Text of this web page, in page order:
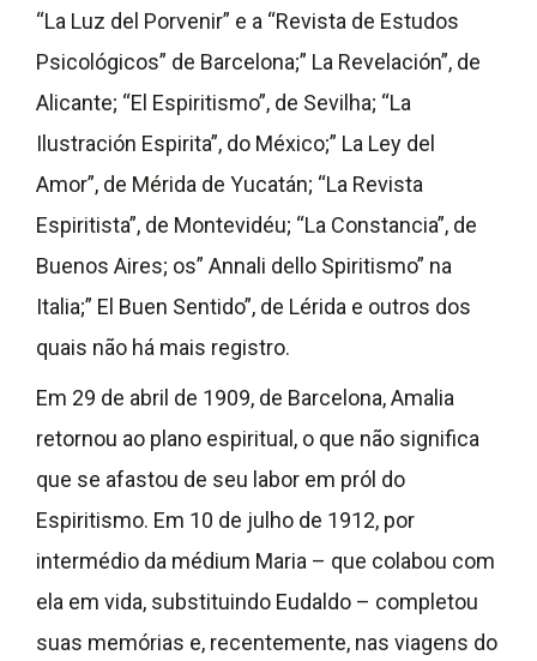
“La Luz del Porvenir” e a “Revista de Estudos
Psicológicos” de Barcelona;” La Revelación”, de
Alicante; “El Espiritismo”, de Sevilha; “La
Ilustración Espirita”, do México;” La Ley del
Amor”, de Mérida de Yucatán; “La Revista
Espiritista”, de Montevidéu; “La Constancia”, de
Buenos Aires; os” Annali dello Spiritismo” na
Italia;” El Buen Sentido”, de Lérida e outros dos
quais não há mais registro.
Em 29 de abril de 1909, de Barcelona, Amalia
retornou ao plano espiritual, o que não significa
que se afastou de seu labor em pról do
Espiritismo. Em 10 de julho de 1912, por
intermédio da médium Maria – que colabou com
ela em vida, substituindo Eudaldo – completou
suas memórias e, recentemente, nas viagens do